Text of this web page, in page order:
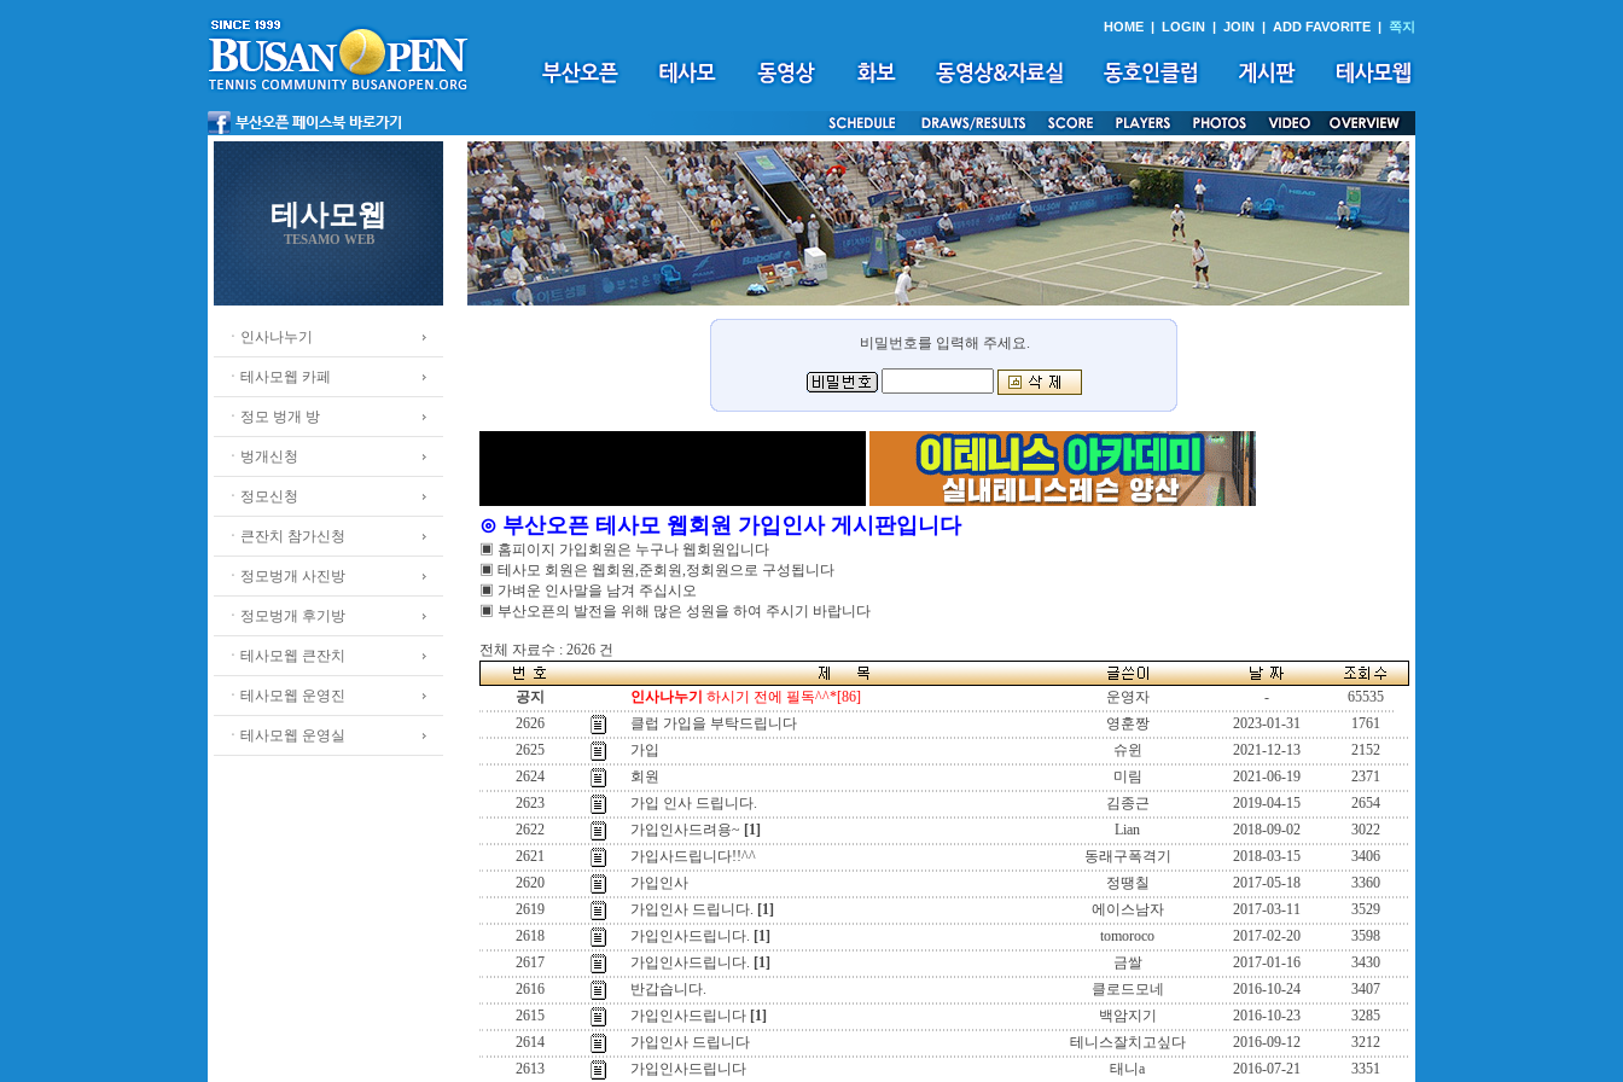
HOME | LOGIN | JOIN | ADD FAVORITE | 쪽지
테사모웹
TESAMO WEB
ㆍ인사나누기
ㆍ테사모웹 카페
ㆍ정모 벙개 방
ㆍ벙개신청
ㆍ정모신청
ㆍ큰잔치 참가신청
ㆍ정모벙개 사진방
ㆍ정모벙개 후기방
ㆍ테사모웹 큰잔치
ㆍ테사모웹 운영진
ㆍ테사모웹 운영실
비밀번호를 입력해 주세요.
⊙ 부산오픈 테사모 웹회원 가입인사 게시판입니다
▣ 홈피이지 가입회원은 누구나 웹회원입니다
▣ 테사모 회원은 웹회원,준회원,정회원으로 구성됩니다
▣ 가벼운 인사말을 남겨 주십시오
▣ 부산오픈의 발전을 위해 많은 성원을 하여 주시기 바랍니다
전체 자료수 : 2626 건
공지 인사나누기 하시기 전에 필독^^*[86] 운영자 -
65535
2626
클럽 가입을 부탁드립니다 영훈짱 2023-01-31
1761
2625
가입 슈윈 2021-12-13
2152
2624
회원 미림 2021-06-19
2371
2623
가입 인사 드립니다. 김종근 2019-04-15
2654
2622
가입인사드려용~ [1] Lian 2018-09-02
3022
2621
가입사드립니다!!^^ 동래구폭격기 2018-03-15
3406
2620
가입인사 정땡칠 2017-05-18
3360
2619
가입인사 드립니다. [1] 에이스남자 2017-03-11
3529
2618
가입인사드립니다. [1] tomoroco 2017-02-20
3598
2617
가입인사드립니다. [1] 금쌀 2017-01-16
3430
2616
반갑습니다. 클로드모네 2016-10-24
3407
2615
가입인사드립니다 [1] 백암지기 2016-10-23
3285
2614
가입인사 드립니다 테니스잘치고싶다 2016-09-12
3212
2613
가입인사드립니다 태니a 2016-07-21 3351